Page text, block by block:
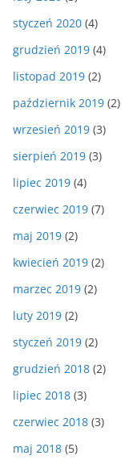
styczeń 2020 (4)
grudzień 2019 (4)
listopad 2019 (2)
październik 2019 (2)
wrzesień 2019 (3)
sierpień 2019 (3)
lipiec 2019 (4)
czerwiec 2019 (7)
maj 2019 (2)
kwiecień 2019 (2)
marzec 2019 (2)
luty 2019 (2)
styczeń 2019 (2)
grudzień 2018 (2)
lipiec 2018 (3)
czerwiec 2018 (3)
maj 2018 (5)